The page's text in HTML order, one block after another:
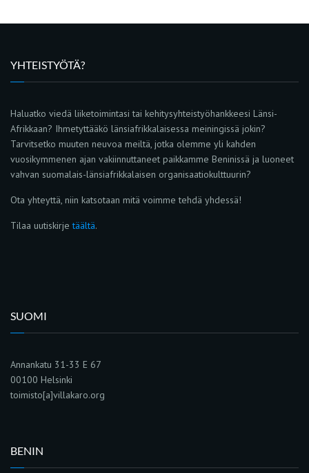
YHTEISTYÖTÄ?
Haluatko viedä liiketoimintasi tai kehitysyhteistyöhankkeesi Länsi-
Afrikkaan? Ihmetyttääkö länsiafrikkalaisessa meiningissä jokin?
Tarvitsetko muuten neuvoa meiltä, jotka olemme yli kahden
vuosikymmenen ajan vakiinnuttaneet paikkamme Beninissä ja luoneet
vahvan suomalais-länsiafrikkalaisen organisaatiokulttuurin?
Ota yhteyttä, niin katsotaan mitä voimme tehdä yhdessä!
Tilaa uutiskirjetäältä.
SUOMI
Annankatu 31-33 E 67
00100 Helsinki
toimisto[a]villakaro.org
BENIN